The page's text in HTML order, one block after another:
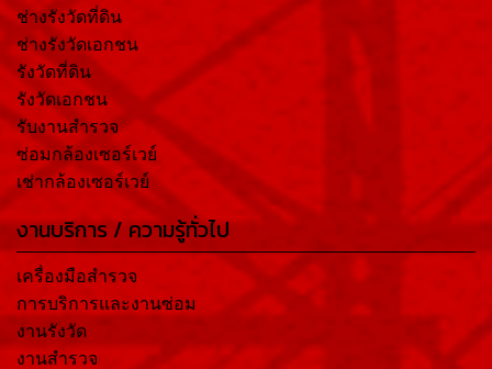
ช่างรังวัดที่ดิน
ช่างรังวัดเอกชน
รังวัดที่ดิน
รังวัดเอกชน
รับงานสำรวจ
ซ่อมกล้องเซอร์เวย์
เช่ากล้องเซอร์เวย์
งานบริการ / ความรู้ทั่วไป
เครื่องมือสำรวจ
การบริการและงานซ่อม
งานรังวัด
งานสำรวจ